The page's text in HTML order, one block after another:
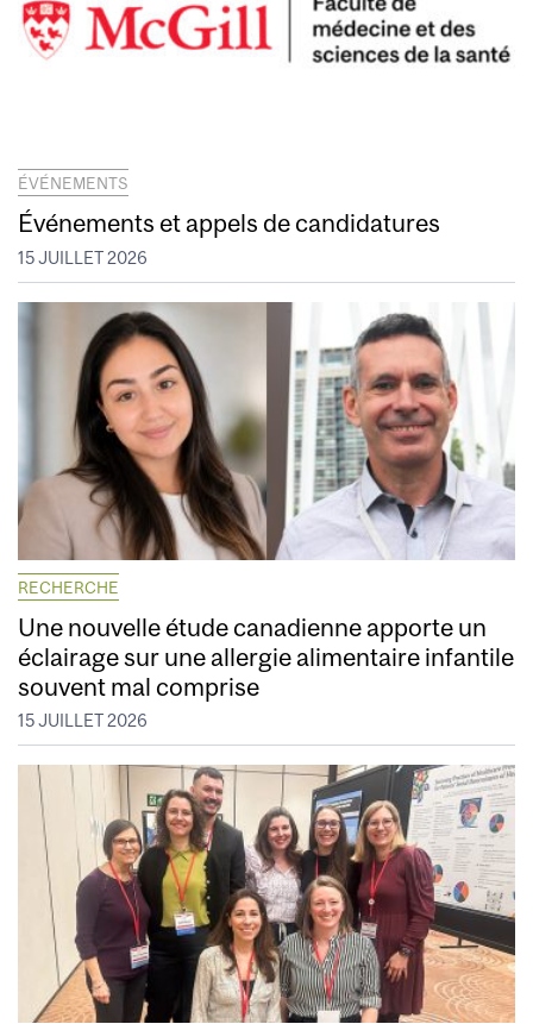
ÉVÉNEMENTS
Événements et appels de candidatures
15 JUILLET 2026
RECHERCHE
Une nouvelle étude canadienne apporte un
éclairage sur une allergie alimentaire infantile
souvent mal comprise
15 JUILLET 2026